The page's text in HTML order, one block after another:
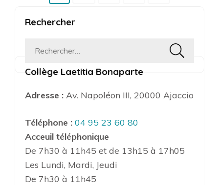
publications
Rechercher
Rechercher :
Collège Laetitia Bonaparte
Adresse : Av. Napoléon III, 20000 Ajaccio
Téléphone : 04 95 23 60 80
Acceuil téléphonique
De 7h30 à 11h45 et de 13h15 à 17h05
Les Lundi, Mardi, Jeudi
De 7h30 à 11h45